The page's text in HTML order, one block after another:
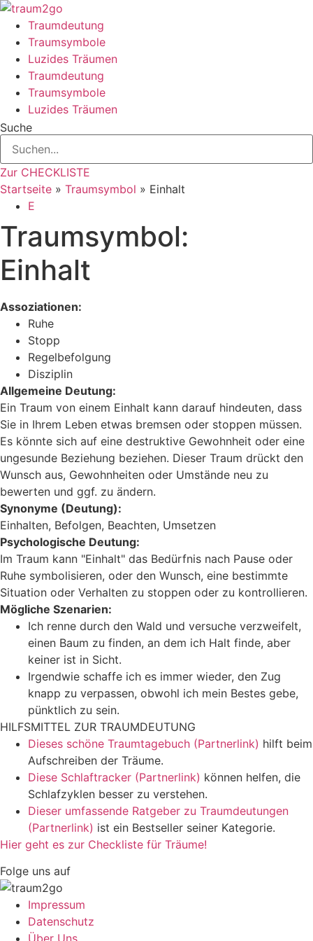
Zum
Inhalt
springen
Traumdeutung
Traumsymbole
Luzides Träumen
Traumdeutung
Traumsymbole
Luzides Träumen
Suche
Zur CHECKLISTE
Startseite » Traumsymbol » Einhalt
E
Traumsymbol:
Einhalt
Assoziationen:
Ruhe
Stopp
Regelbefolgung
Disziplin
Allgemeine Deutung:
Ein Traum von einem Einhalt kann darauf hindeuten, dass
Sie in Ihrem Leben etwas bremsen oder stoppen müssen.
Es könnte sich auf eine destruktive Gewohnheit oder eine
ungesunde Beziehung beziehen. Dieser Traum drückt den
Wunsch aus, Gewohnheiten oder Umstände neu zu
bewerten und ggf. zu ändern.
Synonyme (Deutung):
Einhalten, Befolgen, Beachten, Umsetzen
Psychologische Deutung:
Im Traum kann "Einhalt" das Bedürfnis nach Pause oder
Ruhe symbolisieren, oder den Wunsch, eine bestimmte
Situation oder Verhalten zu stoppen oder zu kontrollieren.
Mögliche Szenarien:
Ich renne durch den Wald und versuche verzweifelt,
einen Baum zu finden, an dem ich Halt finde, aber
keiner ist in Sicht.
Irgendwie schaffe ich es immer wieder, den Zug
knapp zu verpassen, obwohl ich mein Bestes gebe,
pünktlich zu sein.
HILFSMITTEL ZUR TRAUMDEUTUNG
Dieses schöne Traumtagebuch (Partnerlink) hilft beim
Aufschreiben der Träume.
Diese Schlaftracker (Partnerlink) können helfen, die
Schlafzyklen besser zu verstehen.
Dieser umfassende Ratgeber zu Traumdeutungen
(Partnerlink) ist ein Bestseller seiner Kategorie.
Hier geht es zur Checkliste für Träume!
Folge uns auf
Impressum
Datenschutz